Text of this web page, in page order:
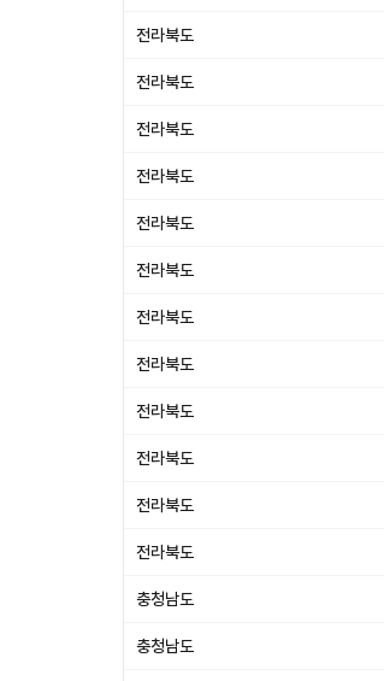
전라북도
전라북도
전라북도
전라북도
전라북도
전라북도
전라북도
전라북도
전라북도
전라북도
전라북도
전라북도
충청남도
충청남도